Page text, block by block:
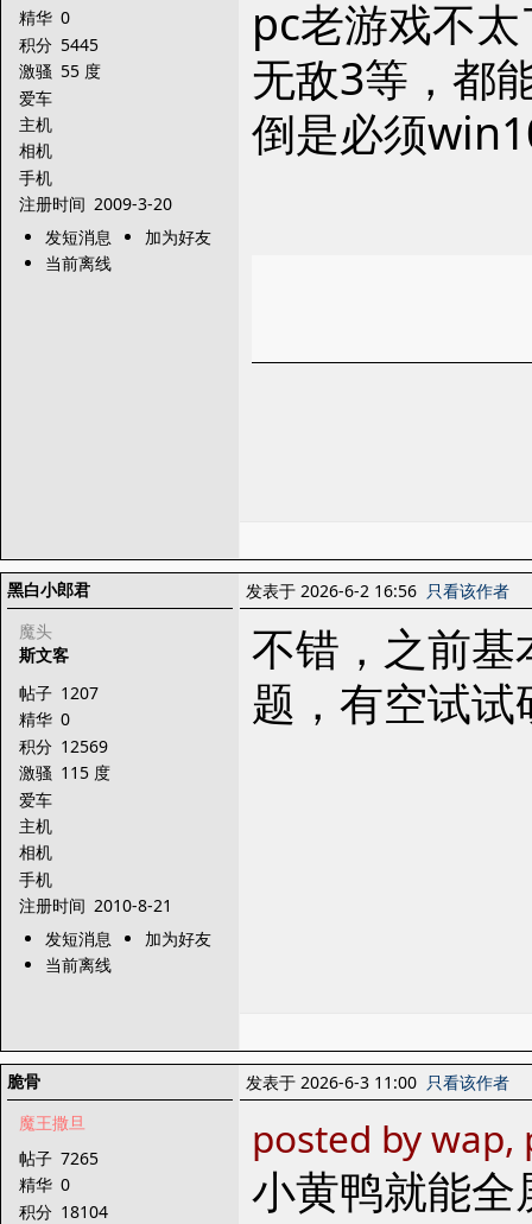
精华 0
积分 5445
激骚 55 度
爱车
主机
相机
手机
注册时间 2009-3-20
发短消息
加为好友
当前离线
pc老游戏不
无敌3等，都
倒是必须
黑白小郎君
魔头
斯文客
帖子 1207
精华 0
积分 12569
激骚 115 度
爱车
主机
相机
手机
注册时间 2010-8-21
发短消息
加为好友
当前离线
发表于 2026-6-2 16:56 只看该作者
不错，之前
题，有空试
脆骨
魔王撒旦
帖子 7265
精华 0
积分 18104
发表于 2026-6-3 11:00 只看该作者
posted by
小黄鸭就能全